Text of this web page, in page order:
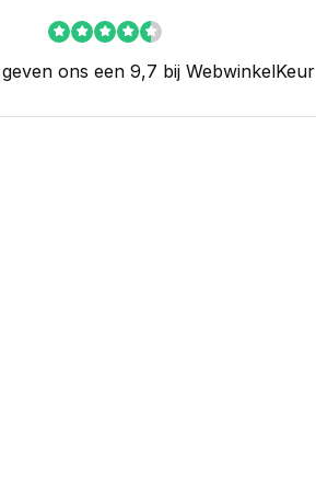
ons een 9,7 bij WebwinkelKeur